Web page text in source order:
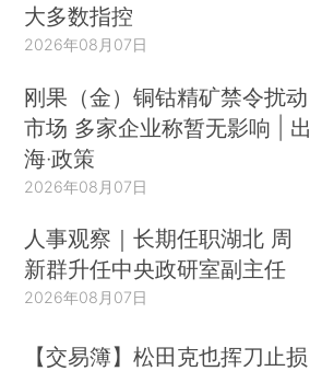
大多数指控
2026年08月07日
刚果（金）铜钴精矿禁令扰动
市场 多家企业称暂无影响 | 出
海·政策
2026年08月07日
人事观察｜长期任职湖北 周
新群升任中央政研室副主任
2026年08月07日
【交易簿】松田克也挥刀止损